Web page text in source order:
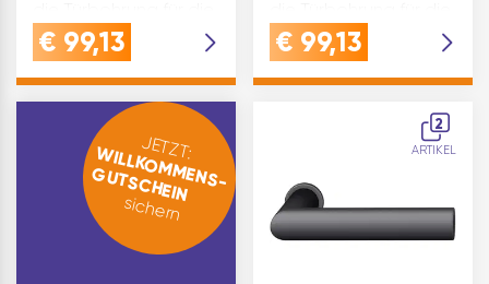
Spannrosetten
vorbereitet, die für
von 27 mm geeignet
sind.Dies kann über
die CNC-Tec…
€ 99,13
Spannrosetten
vorbereitet, die für
von 27 mm geeignet
€ 99,13
JETZT:
WILLKOMMENS-
GUTSCHEIN
sichern
2
ARTIKEL